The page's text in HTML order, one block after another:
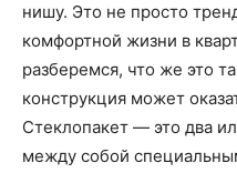
нишу. Это не просто
комфортной жизни в
разберемся, что же это
конструкция может
Стеклопакет — это два
между собой